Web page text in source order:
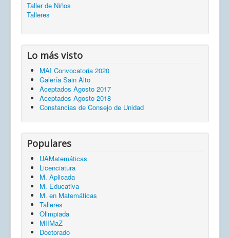
Taller de Niños
Talleres
Lo más visto
MAI Convocatoria 2020
Galería Sain Alto
Aceptados Agosto 2017
Aceptados Agosto 2018
Constancias de Consejo de Unidad
Populares
UAMatemáticas
Licenciatura
M. Aplicada
M. Educativa
M. en Matemáticas
Talleres
Olimpiada
MIIMaZ
Doctorado